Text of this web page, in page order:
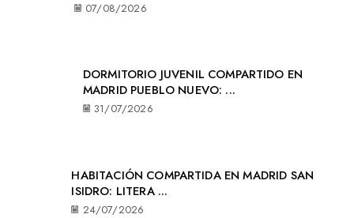
07/08/2026
DORMITORIO JUVENIL COMPARTIDO EN
MADRID PUEBLO NUEVO: ...
31/07/2026
HABITACIÓN COMPARTIDA EN MADRID SAN
ISIDRO: LITERA ...
24/07/2026